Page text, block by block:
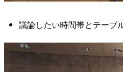
議論したい時間帯とテーブ